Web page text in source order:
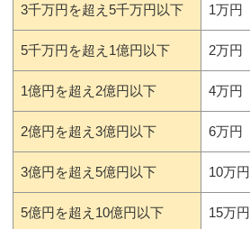
3千万円を超え5千万円以下 1万円
5千万円を超え1億円以下 2万円
1億円を超え2億円以下 4万円
2億円を超え3億円以下 6万円
3億円を超え5億円以下 10万円
5億円を超え10億円以下 15万円